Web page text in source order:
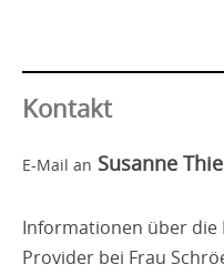
Kontakt
E-Mail an Susanne
Informationen über die
Provider bei Frau